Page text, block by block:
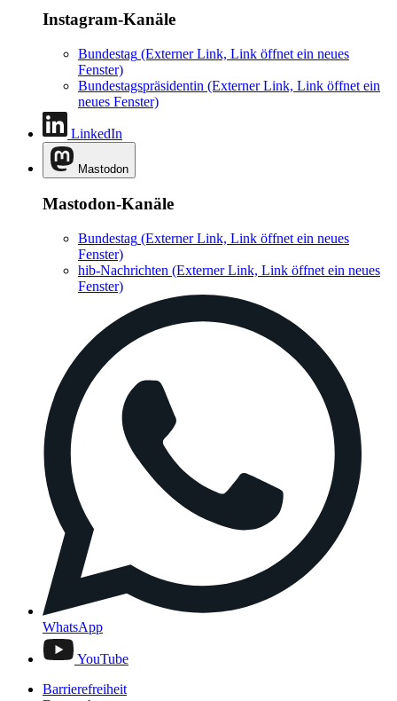
Instagram-Kanäle
Bundestag (Externer Link, Link öffnet ein neues
Fenster)
Bundestagspräsidentin (Externer Link, Link öffnet ein
neues Fenster)
LinkedIn
Mastodon
Mastodon-Kanäle
Bundestag (Externer Link, Link öffnet ein neues
Fenster)
hib-Nachrichten (Externer Link, Link öffnet ein neues
Fenster)
WhatsApp
YouTube
Barrierefreiheit